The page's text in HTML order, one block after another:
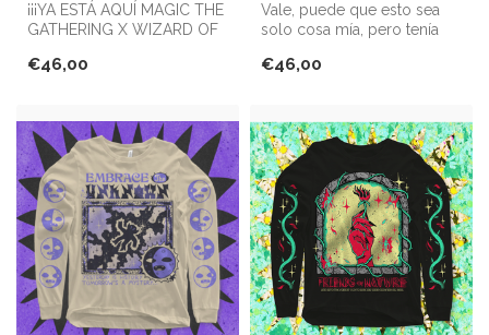
¡¡¡YA ESTÁ AQUÍ MAGIC THE
GATHERING X WIZARD OF
¡Forma parte de la col...
€46,00
Vale, puede que esto sea
solo cosa mía, pero tenía
prop...
€46,00